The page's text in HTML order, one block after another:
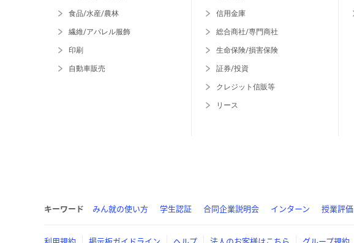
食品/水産/農林
繊維/アパレル服飾
印刷
自動車販売
信用金庫
総合商社/専門商社
生命保険/損害保険
証券/投資
クレジット信販等
リース
キーワード みん就の使い方 学生認証 合同企業説明会 インターン 授業評価